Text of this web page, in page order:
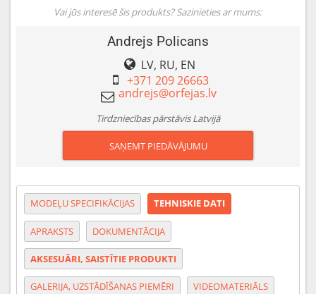
Vai jūs interesē šis produkts? Sazinieties ar mums:
Andrejs Policans
LV, RU, EN
+371 209 26663
Tirdzniecības pārstāvis Latvijā
SAŅEMT PIEDĀVĀJUMU
MODEĻU SPECIFIKĀCIJAS TEHNISKIE DATI
APRAKSTS DOKUMENTĀCIJA
AKSESUĀRI, SAISTĪTIE PRODUKTI
GALERIJA, UZSTĀDĪŠANAS PIEMĒRI VIDEOMATERIĀLS